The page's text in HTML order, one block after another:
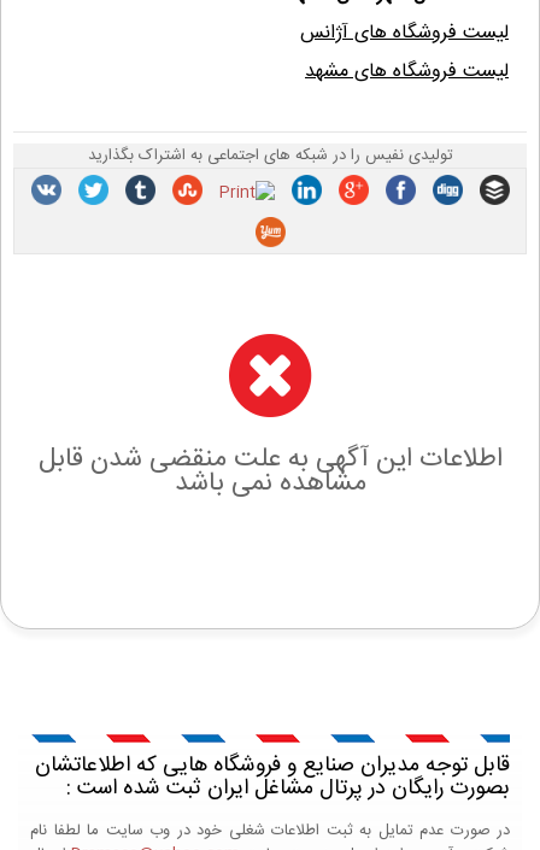
لیست فروشگاه های آژانس
لیست فروشگاه های مشهد
تولیدی نفیس را در شبکه های اجتماعی به اشتراک بگذارید
اطلاعات این آگهی به علت منقضی شدن قابل
مشاهده نمی باشد
قابل توجه مدیران صنایع و فروشگاه هایی که اطلاعاتشان
بصورت رایگان در پرتال مشاغل ایران ثبت شده است :
در صورت عدم تمایل به ثبت اطلاعات شغلی خود در وب سایت ما لطفا نام